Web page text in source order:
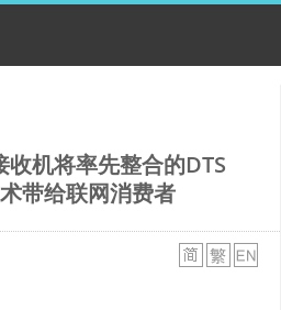
收机将率先整合的DTS
带给联网消费者